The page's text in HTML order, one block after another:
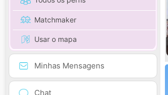
Matchmaker
Usar o mapa
Minhas Mensagens
Chat